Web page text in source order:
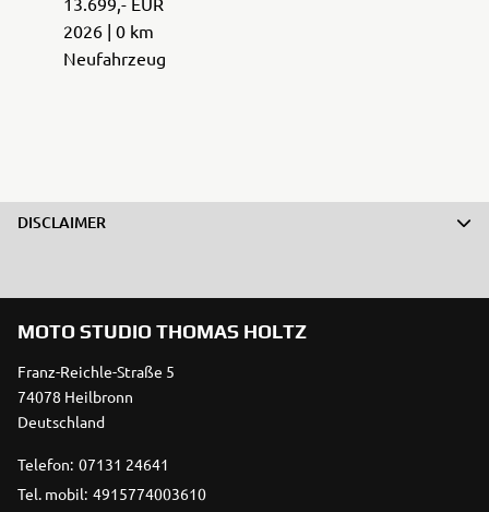
2026 | 0 km
Neufahrzeug
DISCLAIMER
MOTO STUDIO THOMAS HOLTZ
Franz-Reichle-Straße 5
74078 Heilbronn
Deutschland
Telefon: 07131 24641
Tel. mobil: 4915774003610